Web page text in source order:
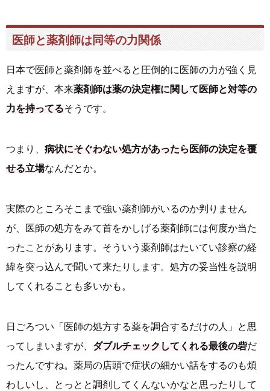
医師と薬剤師は同等の力関係
日本で医師と薬剤師を並べると圧倒的に医師の力が強く見
えますが、本来薬剤師は薬の決定権に関して医師と対等の
力を持ってるそうです。
つまり、 病状にそぐわない処方があったら医師の決定を覆
せる立場なんだとか。
実際のところそこまで強い薬剤師がいるのか判りません
が、医師の処方をみて首をかしげる薬剤師には何度か当た
ったことがあります。そういう薬剤師はたいてい診察の経
緯を突っ込んで聞いて来たりします。処方の妥当性を説明
してくれることも多いかも。
日ごろつい「医師の処方する薬を調合するだけの人」と思
ってしまいますが、 ダブルチェックしてくれる最後の砦だ
ったんですね。薬局の店頭で症状の細かい話をするのも煩
わしいし、とっとと調剤してくんないかなと思ったりして